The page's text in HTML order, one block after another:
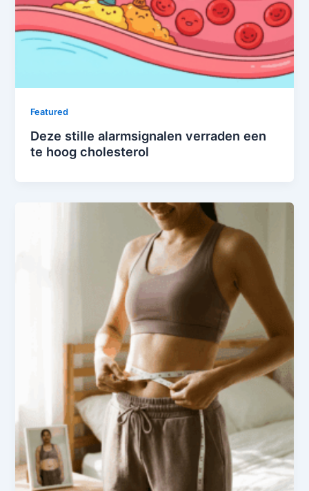
Featured
Deze stille alarmsignalen verraden een
te hoog cholesterol